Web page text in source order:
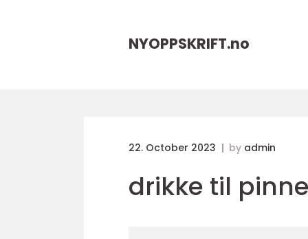
NYOPPSKRIFT.no
22. October 2023 by admin
drikke til